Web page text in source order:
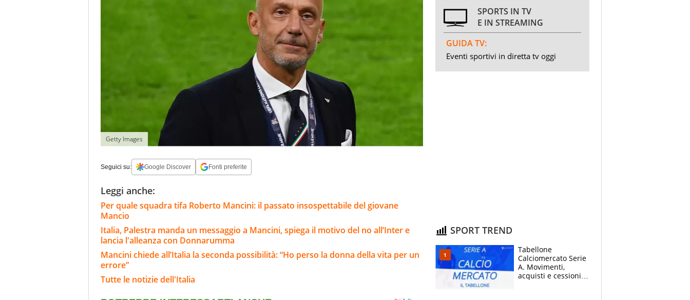
Getty Images
Seguici su: Google Discover Fonti preferite
Leggi anche:
Per quale squadra tifa Roberto Mancini: il passato insospettabile del giovane
Mancio
Italia, Palestra manda un messaggio a Mancini, spiega il motivo del no all’Inter e
lancia l'alleanza con Donnarumma
Mancini chiede all’Italia la seconda possibilità: “Ho perso la donna della vita per un
errore”
Tutte le notizie dell'Italia
SPORTS IN TV
E IN STREAMING
GUIDA TV:
Eventi sportivi in diretta tv oggi
SPORT TREND
Tabellone
Calciomercato Serie
A. Movimenti,
acquisti e cessioni: